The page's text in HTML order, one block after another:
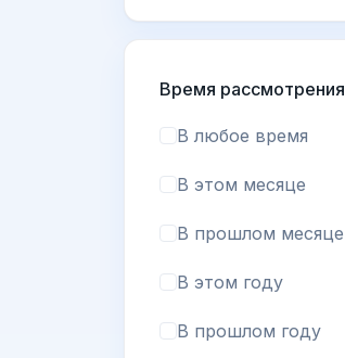
Время рассмотрения
В любое время
В этом месяце
В прошлом месяце
В этом году
В прошлом году